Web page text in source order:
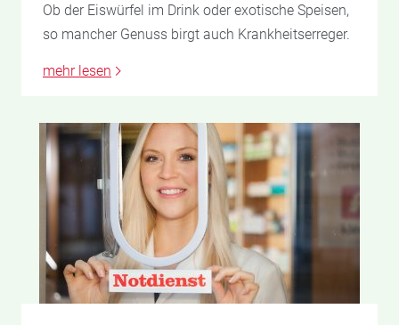
Ob der Eiswürfel im Drink oder exotische Speisen,
so mancher Genuss birgt auch Krankheitserreger.
mehr lesen